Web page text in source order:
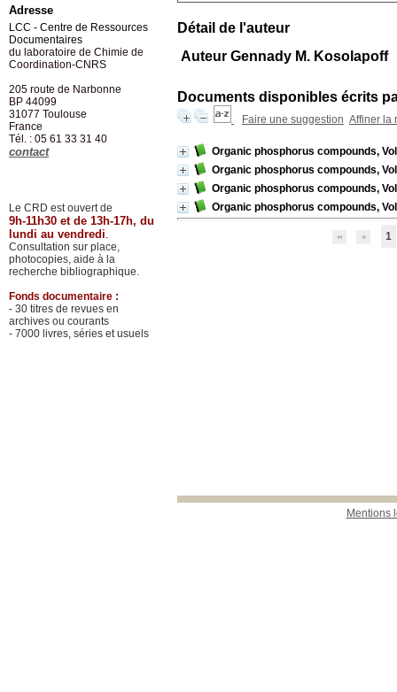
Détail de l'auteur
Auteur Gennady M. Kosolapoff
Documents disponibles écrits
Faire une suggestion Affiner la
Organic phosphorus compounds,
Organic phosphorus compounds,
Organic phosphorus compounds,
Organic phosphorus compounds,
1
Mentions
Adresse
LCC - Centre de Ressources
Documentaires
du laboratoire de Chimie de
Coordination-CNRS
205 route de Narbonne
BP 44099
31077 Toulouse
France
Tél. : 05 61 33 31 40
contact
Le CRD est ouvert de
9h-11h30 et de 13h-17h, du
lundi au vendredi.
Consultation sur place,
photocopies, aide à la
recherche bibliographique.
Fonds documentaire :
- 30 titres de revues en
archives ou courants
- 7000 livres, séries et usuels